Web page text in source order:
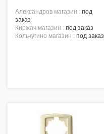
александров магазин : под
заказ
киржач магазин : под заказ
кольчугино магазин : под заказ